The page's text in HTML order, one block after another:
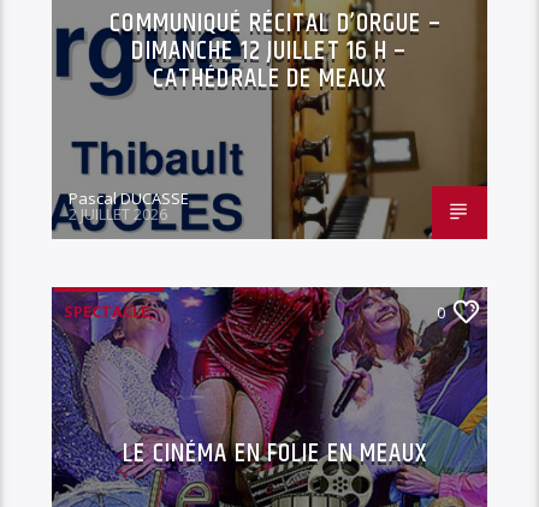
COMMUNIQUÉ RÉCITAL D’ORGUE –
DIMANCHE 12 JUILLET 16 H –
CATHÉDRALE DE MEAUX
Pascal DUCASSE
2 JUILLET 2026
SPECTACLE, 0
LE CINÉMA EN FOLIE EN MEAUX